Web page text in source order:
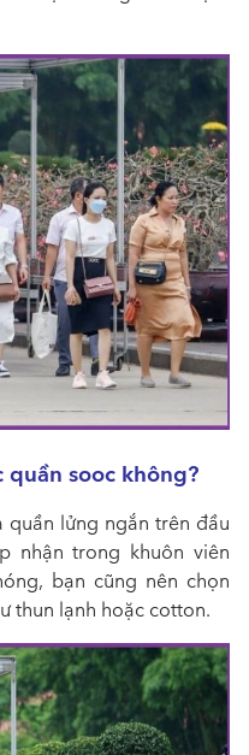
quần sooc không?
quần lửng ngắn trên đầu
nhận trong khuôn viên
bạn cũng nên chọn
thun lạnh hoặc cotton.